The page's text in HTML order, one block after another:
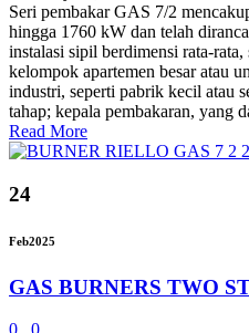
Seri pembakar GAS 7/2
hingga 1760 kW dan telah
instalasi sipil berdimensi rata-rata,
kelompok apartemen besar atau
industri, seperti pabrik kecil atau
tahap; kepala pembakaran, yang
Read More
24
Feb2025
GAS BURNERS TWO